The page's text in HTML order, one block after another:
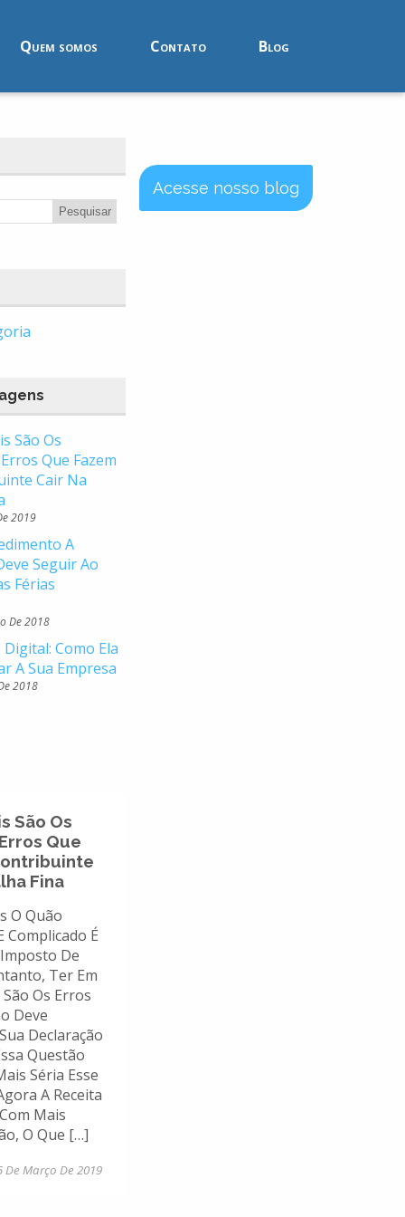
Quem somos Contato Blog
São Os
Que Fazem
Cair Na
2019
A
Seguir Ao
Férias
De 2018
Como Ela
A Sua Empresa
2018
São Os
Que
Fina
O Quão
Complicado É
De
Ter Em
Os Erros
Deve
Declaração
Questão
Séria Esse
A Receita
Mais
O Que […]
Março De 2019
Acesse nosso blog